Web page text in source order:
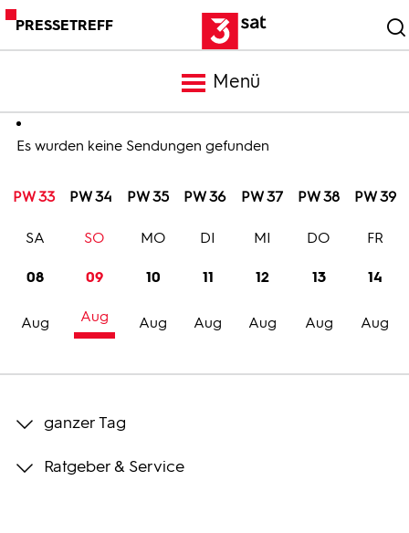
PRESSETREFF
Menü
Meldungen
Programm
Trailer
Bilder
Es wurden keine Sendungen gefunden
PW 33 PW 34 PW 35 PW 36 PW 37 PW 38 PW 39
08
Aug
SA
09
Aug
SO
10
Aug
MO
11
Aug
DI
12
Aug
MI
13
Aug
DO
14
Aug
FR
ganzer Tag
Ratgeber & Service